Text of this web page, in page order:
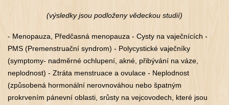
(výsledky jsou podloženy vědeckou studií)
- Menopauza, Předčasná menopauza - Cysty na vaječnících -
PMS (Premenstruační syndrom) - Polycystické vaječníky
(symptomy- nadměrné ochlupení, akné, přibývání na váze,
neplodnost) - Ztráta menstruace a ovulace - Neplodnost
(způsobená hormonální nerovnováhou nebo špatným
prokrvením pánevní oblasti, srůsty na vejcovodech, které jsou